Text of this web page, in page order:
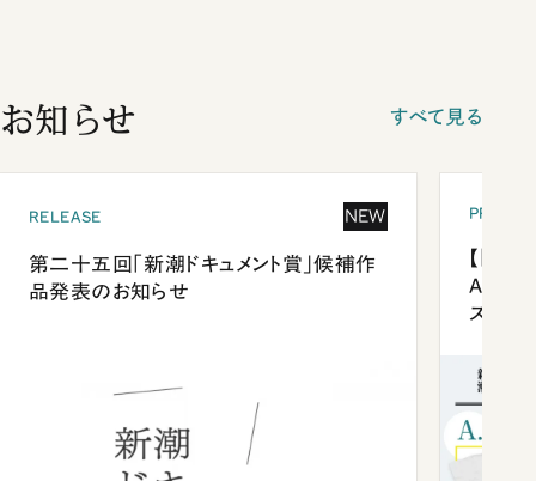
お知らせ すべて見る
RELEASE NEW
第二十五回「新潮ドキュメント賞」候補作
品発表のお知らせ
【「新
ズプレ